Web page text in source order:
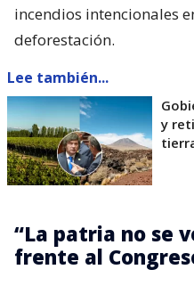
incendios intencionales
deforestación.
Lee también...
y
“La patria no se
frente al